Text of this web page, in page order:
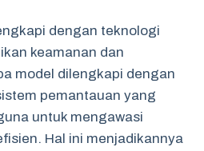
dengan teknologi
keamanan dan
model dilengkapi dengan
pemantauan yang
untuk mengawasi
Hal ini menjadikannya